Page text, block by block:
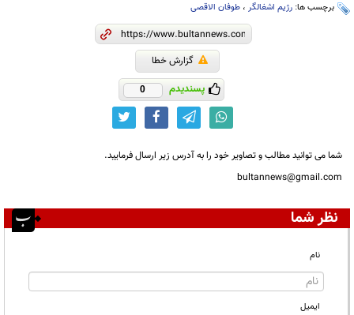
برچسب ها: رژیم اشغالگر ، طوفان الاقصی
گزارش خطا
پسندیدم 0
شما می توانید مطالب و تصاویر خود را به آدرس زیر ارسال فرمایید.
bultannews@gmail.com
نظر شما
نام
ایمیل